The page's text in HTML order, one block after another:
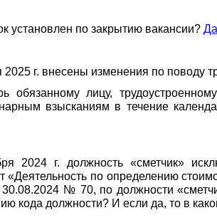
установлен по закрытию вакансии?
г. внесены изменения по поводу
обязанному лицу,
взысканиям в течение
2024 г. должность «сметчик»
«Деятельность по определению
№ 70, по должности
кода должности? И если да, то в